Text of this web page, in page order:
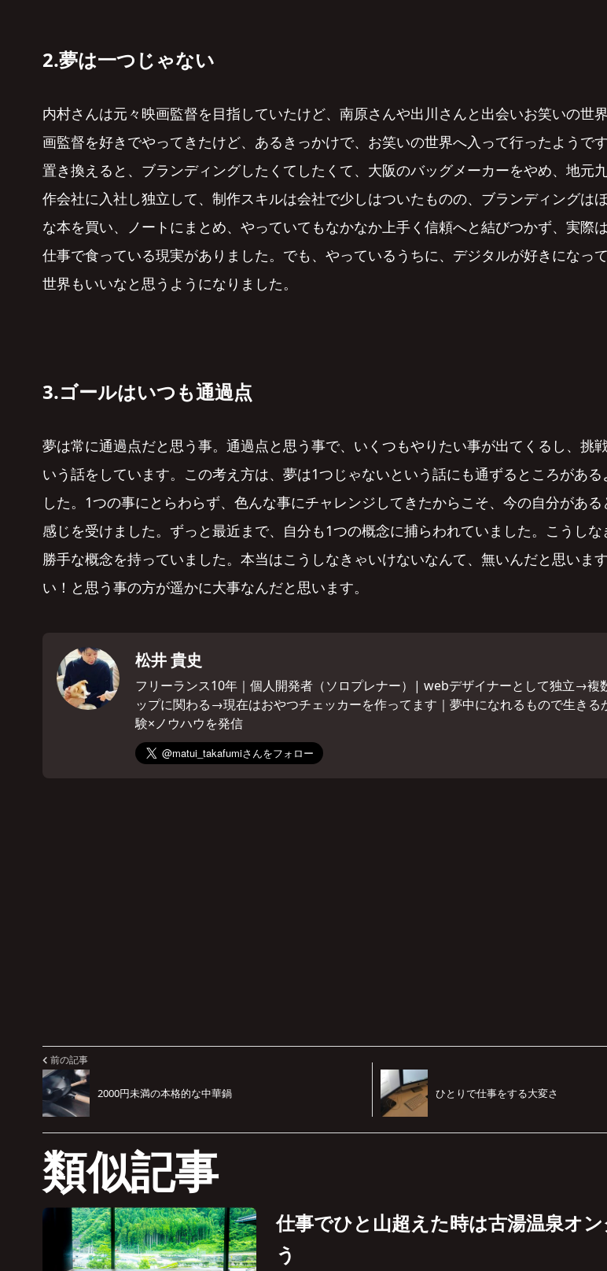
2.夢は一つじゃない
内村さんは元々映画監督を目指していたけど、南原さんや出川さんと出会いお笑いの世
画監督を好きでやってきたけど、あるきっかけで、お笑いの世界へ入って行ったようで
置き換えると、ブランディングしたくてしたくて、大阪のバッグメーカーをやめ、地元
作会社に入社し独立して、制作スキルは会社で少しはついたものの、ブランディングは
な本を買い、ノートにまとめ、やっていてもなかなか上手く信頼へと結びつかず、実際
仕事で食っている現実がありました。でも、やっているうちに、デジタルが好きになっ
世界もいいなと思うようになりました。
3.ゴールはいつも通過点
夢は常に通過点だと思う事。通過点と思う事で、いくつもやりたい事が出てくるし、挑
いう話をしています。この考え方は、夢は1つじゃないという話にも通ずるところがある
した。1つの事にとらわらず、色んな事にチャレンジしてきたからこそ、今の自分がある
感じを受けました。ずっと最近まで、自分も1つの概念に捕らわれていました。こうしな
勝手な概念を持っていました。本当はこうしなきゃいけないなんて、無いんだと思いま
い！と思う事の方が遥かに大事なんだと思います。
松井 貴史
フリーランス10年｜個人開発者（ソロプレナー）| webデザイナーとして独立→複
ップに関わる→現在はおやつチェッカーを作ってます｜夢中になれるもので生きる
験×ノウハウを発信
前の記事
2000円未満の本格的な中華鍋 ひとりで仕事をする大変さ
類似記事
仕事でひと山超えた時は古湯温泉オ
う